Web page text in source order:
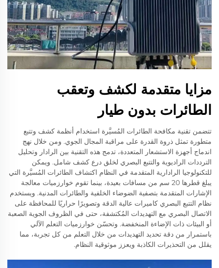
مزايا متقدمة لكشف وتعقب
الطائرات بدون طيار
تتضمن تقنية مكافحة الطائرات المُسيَّرة استخدام أنظمة كشف وتتبع
متطورة تمثل ذروة القدرة على مراقبة المجال الجوي. ومن خلال نهج
اندماج أجهزة الاستشعار المتعددة، تدمج هذه التقنية بين الرادار وتحليل
الترددات الراديوية والتتبع البصري لخلق درع كشف شامل. ويمكن
للتكنولوجيا الرادارية المتقدمة في النظام اكتشاف الطائرات المُسيَّرة التي
يبلغ قطرها 20 سم من مسافات بعيدة، بينما تقوم خوارزميات معالجة
الإشارات المتقدمة بتصفية الضوضاء الخلفية والطائرات المدنية. ويستخدم
نظام التتبع البصري كاميرات عالية الدقة وتصويرًا حراريًا للمحافظة على
الاتصال البصري مع التهديدات المُكتشفة، حتى في الظروف الجوية الصعبة
أو البيئات ذات الإضاءة المنخفضة. وتحسّن خوارزميات التعلم الآلي
باستمرار من دقة تحديد التهديدات من خلال التعلم من كل تجربة، مما
يقلل من التحذيرات الكاذبة ويعزز موثوقية النظام.